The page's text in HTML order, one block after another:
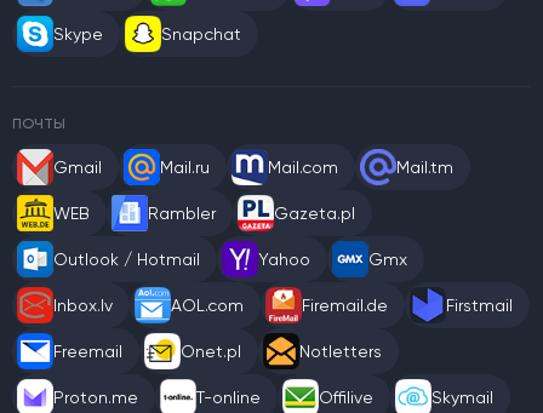
Skype Snapchat
ПОЧТЫ
Gmail Mail.ru Mail.com Mail.tm
WEB Rambler Gazeta.pl
Outlook / Hotmail Yahoo Gmx
Inbox.lv AOL.com Firemail.de Firstmail
Freemail Onet.pl Notletters
Proton.me T-online Offilive Skymail